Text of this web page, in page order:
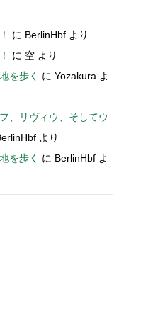
に BerlinHbf より
に 空 より
を歩く
に Yozakura よ
、リヴィウ、そしてウ
より
を歩く
に BerlinHbf よ